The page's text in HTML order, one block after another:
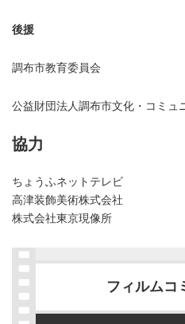
後援
調布市教育委員会
公益財団法人調布市文化・コミュ
協力
ちょうふネットテレビ
高津装飾美術株式会社
株式会社東京現像所
フィルムコ